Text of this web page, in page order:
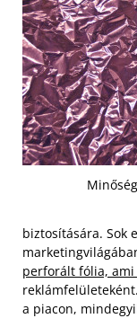
biztosítására. Sok
perforált fólia,
a piacon,